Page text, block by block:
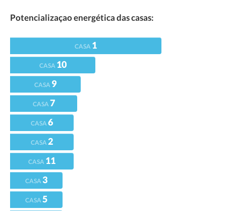
Potencializaçao energética das casas:
CASA 1
CASA 10
CASA 9
CASA7
CASA6
CASA2
CASA 11
CASA 3
CASA5